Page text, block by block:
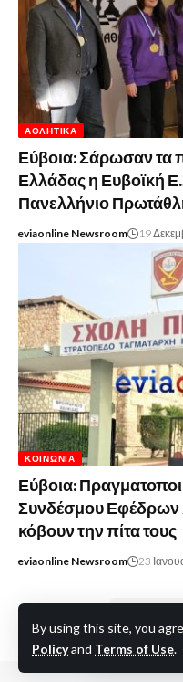
By using this site, you
Policyand Terms of Use.
ΑΘΛΗΤΙΚΆ
Εύβοια: Σάρωσαν τα
Ελλάδας η Ευβοϊκή
Πανελλήνιο
eviaonline Newsroom 19
ΚΟΙΝΩΝΊΑ
Εύβοια:
Συνδέσμου Εφέδρων
κόβουν την πίτα τους
eviaonline Newsroom 23